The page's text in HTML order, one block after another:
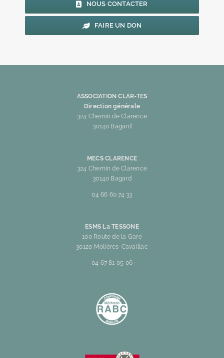
NOUS CONTACTER
FAIRE UN DON
ASSOCIATION CLAR-TES
Direction générale
324 Chemin de Clarence
30140 Bagard
MECS CLARENCE
324 Chemin de Clarence
30140 Bagard
04 66 60 74 33
ESMS La TESSONE
100 Route de la Gare
30120 Molières-Cavaillac
04 67 81 05 06